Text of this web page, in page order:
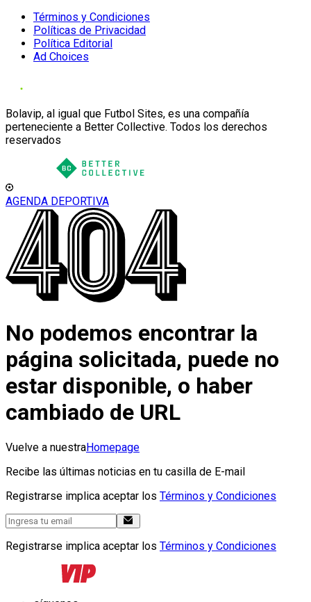
Términos y Condiciones
Políticas de Privacidad
Política Editorial
Ad Choices
Bolavip, al igual que Futbol Sites, es una compañía
perteneciente a Better Collective. Todos los derechos
reservados
AGENDA DEPORTIVA
No podemos encontrar la
página solicitada, puede no
estar disponible, o haber
cambiado de URL
Vuelve a nuestraHomepage
Recibe las últimas noticias en tu casilla de E-mail
Registrarse implica aceptar los Términos y Condiciones
Registrarse implica aceptar los Términos y Condiciones